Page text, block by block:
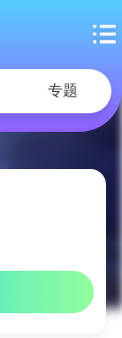
专题